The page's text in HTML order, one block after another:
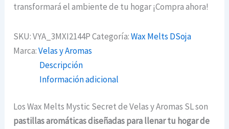
transformará el ambiente de tu hogar ¡Compra ahora!
SKU:VYA_3MXI2144PCategoría:Wax Melts DSoja
Marca:Velas y Aromas
Descripción
Información adicional
Los Wax Melts Mystic Secret de Velas y Aromas SL son
pastillas aromáticas diseñadas para llenar tu hogar de